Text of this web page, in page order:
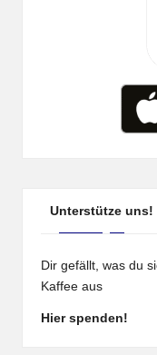
Unterstütze uns!
Dir gefällt, was du
Kaffee aus
Hier spenden!